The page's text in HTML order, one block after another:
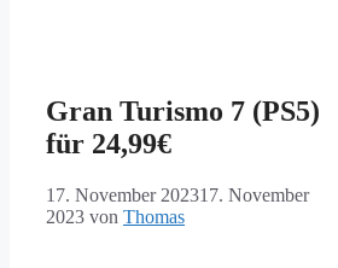
Gran Turismo 7 (PS5)
für 24,99€
17. November 202317. November
2023 von Thomas